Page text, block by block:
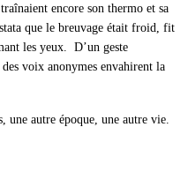
encore son thermo et sa
que le breuvage était froid, fit
les yeux. D’un geste
voix anonymes envahirent la
une autre époque, une autre vie.